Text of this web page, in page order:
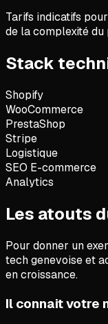
Tarifs indicatifs
de la complexité du
Stack
Shopify
WooCommerce
PrestaShop
Stripe
Logistique
SEO E-commerce
Analytics
Les atouts
Pour donner un
tech genevoise et
en croissance.
Il connait votre